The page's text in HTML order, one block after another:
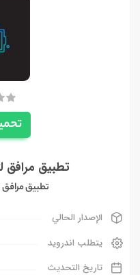
تطبيق مرافق
تطبيق مرافق
الإصدار الحالي
يتطلب اندرويد
تاريخ التحديث